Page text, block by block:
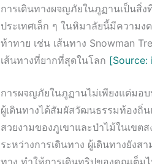
การเดินทางผจญภัยในภูฏานเป็นสิ่
ประเทศเล็ก ๆ ในหิมาลัยนี้มีความง
ท้าทาย เช่น เส้นทาง Snowman
เส้นทางที่ยากที่สุดในโลก [Source:
การผจญภัยในภูฏานไม่เพียงแต่มอ
ผู้เดินทางได้สัมผัสวัฒนธรรมท้องถิ่
สวยงามของภูเขาและป่าไม้ในเข
ระหว่างการเดินทาง ผู้เดินทางยังส